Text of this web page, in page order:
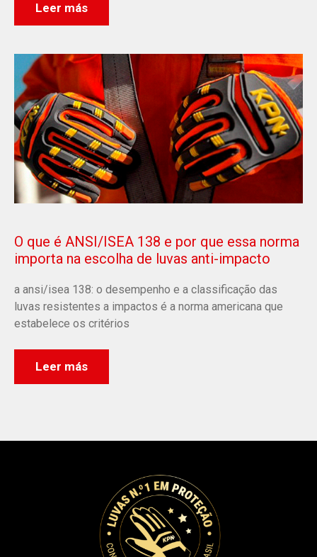
Leer más
O que é ANSI/ISEA 138 e por que essa norma
importa na escolha de luvas anti-impacto
a ansi/isea 138: o desempenho e a classificação das
luvas resistentes a impactos é a norma americana que
estabelece os critérios
Leer más